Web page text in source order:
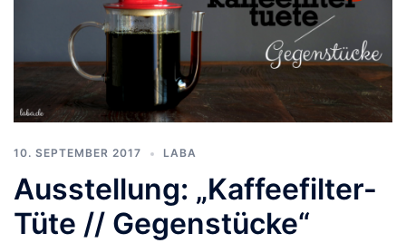
10. SEPTEMBER 2017 LABA
Ausstellung: „Kaffeefilter-
Tüte // Gegenstücke“